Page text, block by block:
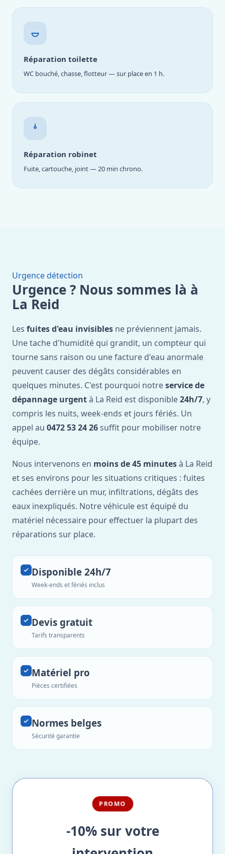
Réparation toilette
WC bouché, chasse, flotteur — sur place en 1 h.
Réparation robinet
Fuite, cartouche, joint — 20 min chrono.
Urgence détection
Urgence ? Nous sommes là à
La Reid
Les fuites d'eau invisibles ne préviennent jamais.
Une tache d'humidité qui grandit, un compteur qui
tourne sans raison ou une facture d'eau anormale
peuvent causer des dégâts considérables en
quelques minutes. C'est pourquoi notreservice de
dépannage urgentà La Reid est disponible24h/7, y
compris les nuits, week-ends et jours fériés. Un
appel au 0472 53 24 26 suffit pour mobiliser notre
équipe.
Nous intervenons en moins de 45 minutesà La Reid
et ses environs pour les situations critiques : fuites
cachées derrière un mur, infiltrations, dégâts des
eaux inexpliqués. Notre véhicule est équipé du
matériel nécessaire pour effectuer la plupart des
réparations sur place.
Disponible 24h/7
Week-ends et fériés inclus
Devis gratuit
Tarifs transparents
Matériel pro
Pièces certifiées
Normes belges
Sécurité garantie
PROMO
-10% sur votre